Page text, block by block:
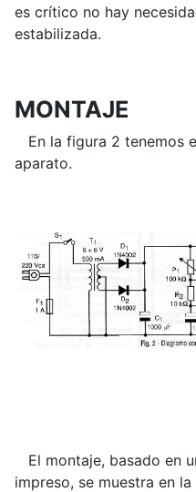
es crítico no hay
estabilizada.
MONTAJE
En la figura 2 tenemos
aparato.
El montaje, basado en
impreso, se muestra en